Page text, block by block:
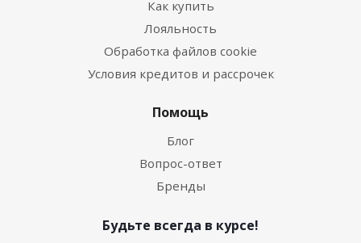
Как купить
Лояльность
Обработка файлов cookie
Условия кредитов и рассрочек
Помощь
Блог
Вопрос-ответ
Бренды
Будьте всегда в курсе!